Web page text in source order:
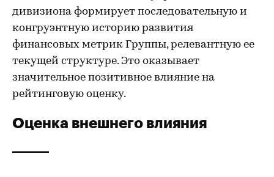
дивизиона формирует последовательную и
конгруэнтную историю развития
финансовых метрик Группы, релевантную ее
текущей структуре. Это оказывает
значительное позитивное влияние на
рейтинговую оценку.
Оценка внешнего влияния